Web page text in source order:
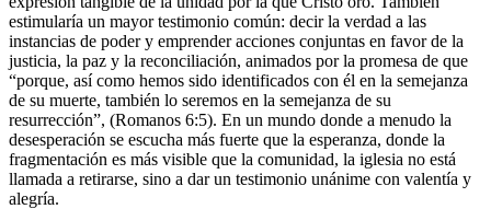
estimularía un mayor testimonio común: decir la verdad a las
instancias de poder y emprender acciones conjuntas en favor de la
justicia, la paz y la reconciliación, animados por la promesa de que
“porque, así como hemos sido identificados con él en la semejanza
de su muerte, también lo seremos en la semejanza de su
resurrección”, (Romanos 6:5). En un mundo donde a menudo la
desesperación se escucha más fuerte que la esperanza, donde la
fragmentación es más visible que la comunidad, la iglesia no está
llamada a retirarse, sino a dar un testimonio unánime con valentía y
alegría.